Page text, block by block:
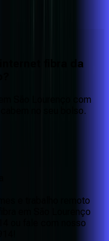
fibra da
São Lourenço com
no seu bolso.
e trabalho remoto
em São Lourenço
ou fale com nosso